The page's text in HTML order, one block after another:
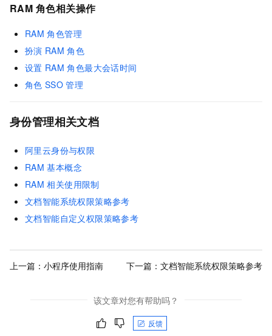
RAM 角色相关操作
RAM 角色管理
扮演 RAM 角色
设置 RAM 角色最大会话时间
角色 SSO 管理
身份管理相关文档
阿里云身份与权限
RAM 基本概念
RAM 相关使用限制
文档智能系统权限策略参考
文档智能自定义权限策略参考
上一篇： 小程序使用指南 下一篇： 文档智能系统权限策略参考
该文章对您有帮助吗？
反馈